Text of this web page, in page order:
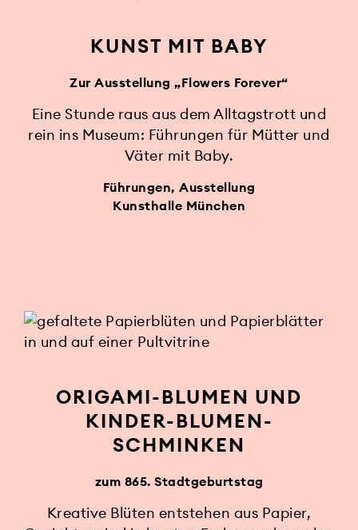
KUNST MIT BABY
Zur Ausstellung „Flowers Forever“
Eine Stunde raus aus dem Alltagstrott und
rein ins Museum: Führungen für Mütter und
Väter mit Baby.
Führungen, Ausstellung
Kunsthalle München
ORIGAMI-BLUMEN UND
KINDER-BLUMEN-
SCHMINKEN
zum 865. Stadtgeburtstag
Kreative Blüten entstehen aus Papier,